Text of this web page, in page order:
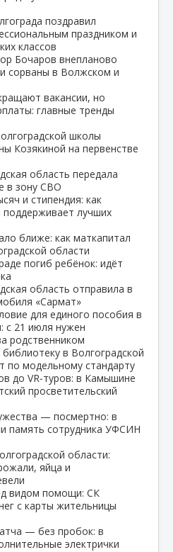
поздравил
праздником и
классов
Бочаров внепланово
сорваны в Волжском и
вакансии, но
главные тренды
школы
Козякиной на первенстве
область передала
в зону СВО
и стипендия: как
поддерживает лучших
ближе: как маткапитал
области
погиб ребёнок: идёт
область отправила в
«Сармат»
для единого пособия в
с 21 июля нужен
родственником
в Волгоградской
по модельному стандарту
до VR‑туров: в Камышине
просветительский
— посмертно: в
память сотрудника УФСИН
области:
яйца и
видом помощи: СК
с карты жительницы
— без пробок: в
электрички